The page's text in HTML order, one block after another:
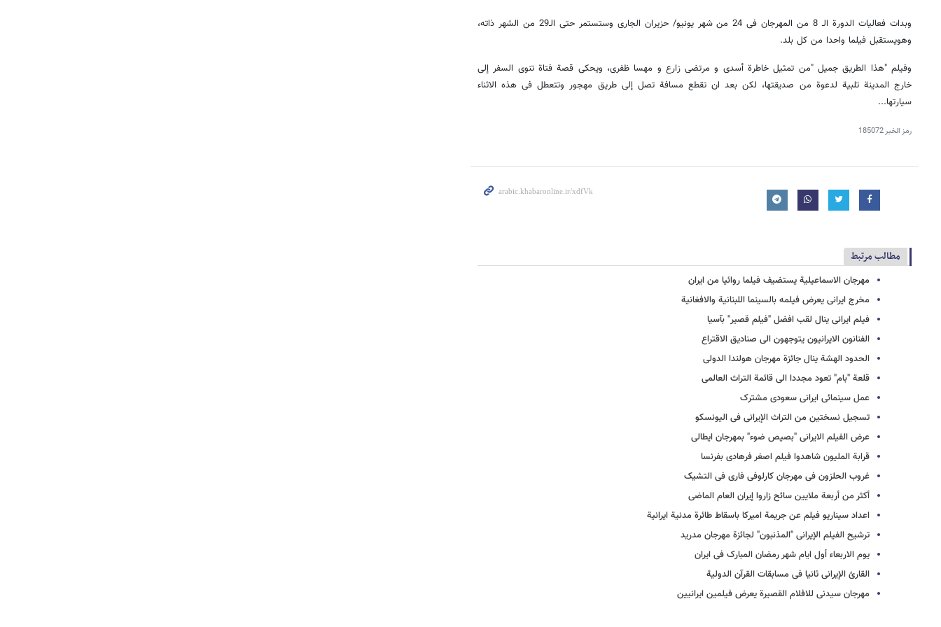
وبدات فعالیات الدورة الـ 8 من المهرجان فی 24 من شهر یونیو/ حزیران الجاری وستستمر حتى الـ29 من الشهر ذاته،
وهویستقبل فیلما واحدا من کل بلد.
وفیلم "هذا الطریق جمیل "من تمثیل خاطرة أسدی و مرتضى زارع و مهسا ظفری، ویحکی قصة فتاة تنوی السفر إلى
خارج المدینة تلبیة لدعوة من صدیقتها، لکن بعد ان تقطع مسافة تصل إلى طریق مهجور وتتعطل فی هذه الاثناء
سیارتها...
رمز الخبر185072
مطالب مرتبط
مهرجان الاسماعیلیة یستضیف فیلما روائیا من ایران
مخرج ایرانی یعرض فیلمه بالسینما اللبنانیة والافغانیة
فیلم ایرانی ینال لقب افضل "فیلم قصیر" بآسیا
الفنانون الایرانیون یتوجهون الى صنادیق الاقتراع
الحدود الهشة ینال جائزة مهرجان هولندا الدولی
قلعة "بام" تعود مجددا الى قائمة التراث العالمی
عمل سینمائی ایرانی سعودی مشترک
تسجیل نسختین من التراث الإیرانی فی الیونسکو
عرض الفیلم الایرانی "بصیص ضوء" بمهرجان ایطالی
قرابة الملیون شاهدوا فیلم اصغر فرهادی بفرنسا
غروب الحلزون فی مهرجان کارلوفی فاری فی التشیک
أکثر من أربعة ملایین سائح زاروا إیران العام الماضی
اعداد سیناریو فیلم عن جریمة امیرکا باسقاط طائرة مدنیة ایرانیة
ترشیح الفیلم الإیرانی "المذنبون" لجائزة مهرجان مدرید
یوم الاربعاء أول ایام شهر رمضان المبارک فی ایران
القارئ الإیرانی ثانیا فی مسابقات القرآن الدولیة
مهرجان سیدنی للافلام القصیرة یعرض فیلمین ایرانیین